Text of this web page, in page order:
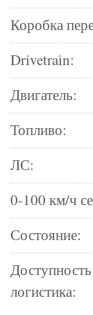
Коробка
Drivetrain:
Двигатель:
Топливо:
ЛС:
0-100 км/ч
Состояние:
логистика: